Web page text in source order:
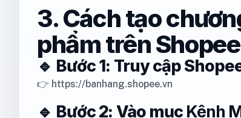
3. Cách tạo
phẩm trên Shopee
🔹 Bước 1: Truy cập
👉 https://banhang.shopee.vn
🔹 Bước 2: Vào mục Kênh